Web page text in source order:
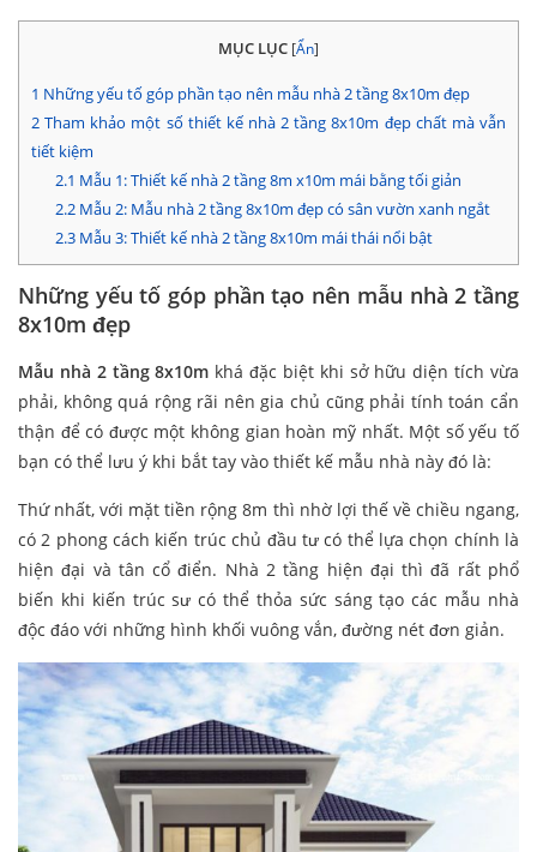
MỤC LỤC [Ẩn]
1 Những yếu tố góp phần tạo nên mẫu nhà 2 tầng 8x10m đẹp
2 Tham khảo một số thiết kế nhà 2 tầng 8x10m đẹp chất mà vẫn
tiết kiệm
2.1 Mẫu 1: Thiết kế nhà 2 tầng 8m x10m mái bằng tối giản
2.2Mẫu 2: Mẫu nhà 2 tầng 8x10m đẹp có sân vườn xanh ngắt
2.3Mẫu 3: Thiết kế nhà 2 tầng 8x10m mái thái nổi bật
Những yếu tố góp phần tạo nên mẫu nhà 2 tầng
8x10m đẹp
Mẫu nhà 2 tầng 8x10m khá đặc biệt khi sở hữu diện tích vừa
phải, không quá rộng rãi nên gia chủ cũng phải tính toán cẩn
thận để có được một không gian hoàn mỹ nhất. Một số yếu tố
bạn có thể lưu ý khi bắt tay vào thiết kế mẫu nhà này đó là:
Thứ nhất, với mặt tiền rộng 8m thì nhờ lợi thế về chiều ngang,
có 2 phong cách kiến trúc chủ đầu tư có thể lựa chọn chính là
hiện đại và tân cổ điển. Nhà 2 tầng hiện đại thì đã rất phổ
biến khi kiến trúc sư có thể thỏa sức sáng tạo các mẫu nhà
độc đáo với những hình khối vuông vắn, đường nét đơn giản.